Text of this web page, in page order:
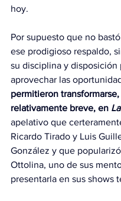
hoy.
Por supuesto que no
ese prodigioso respaldo,
su disciplina y disposición
aprovechar las
permitieron
relativamente breve, en
apelativo que
Ricardo Tirado y Luis
González y que
Ottolina, uno de sus
presentarla en sus shows